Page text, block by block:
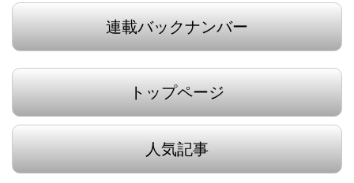
連載バックナンバー
トップページ
人気記事